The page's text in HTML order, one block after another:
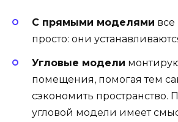
С прямыми моделями
просто: они
Угловые модели
помещения, помогая тем
сэкономить пространство.
угловой модели имеет